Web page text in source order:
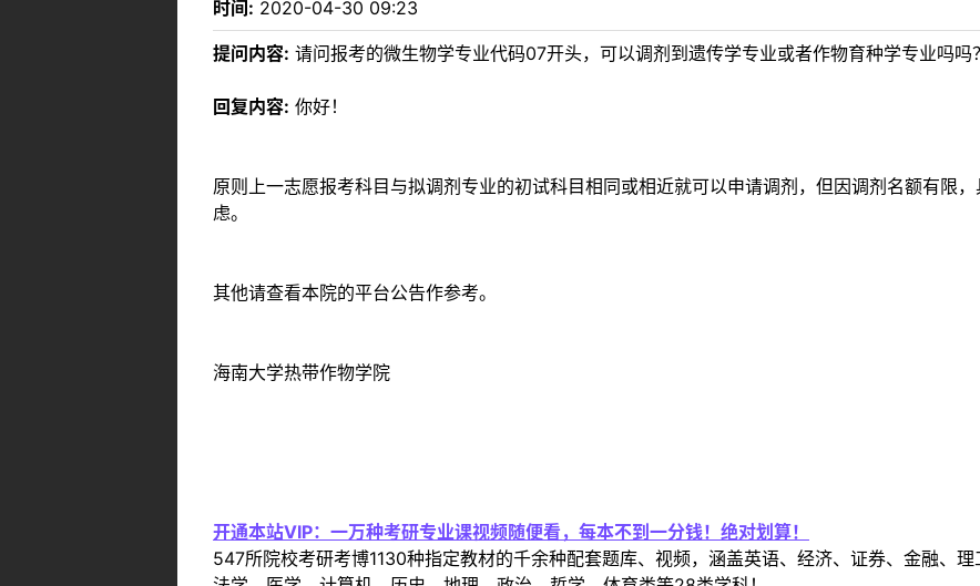
时间: 2020-04-30 09:23
提问内容: 请问报考的微生物学专业代码07开头，可以调剂到遗传学专业或者作物育种学专业吗
回复内容: 你好！
原则上一志愿报考科目与拟调剂专业的初试科目相同或相近就可以申请调剂，但因调剂名额有限
虑。
其他请查看本院的平台公告作参考。
海南大学热带作物学院
开通本站VIP：一万种考研专业课视频随便看，每本不到一分钱！绝对划算！
547所院校考研考博1130种指定教材的千余种配套题库、视频，涵盖英语、经济、证券、金融、